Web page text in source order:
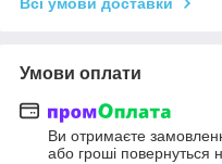
Умови оплати
Ви отримаєте
або гроші повернуться